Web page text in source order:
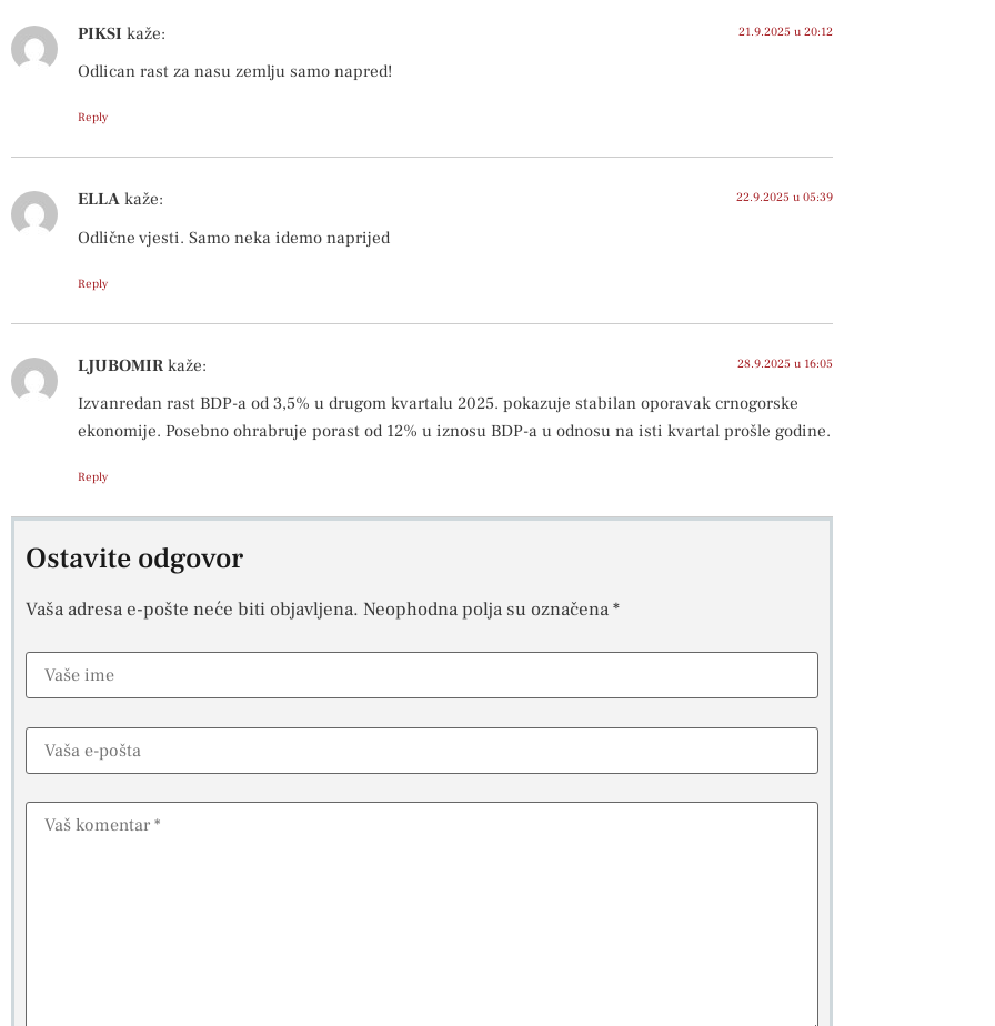
PIKSI kaže: 21.9.2025 u 20:12
Odlican rast za nasu zemlju samo napred!
Reply
ELLA kaže: 22.9.2025 u 05:39
Odlične vjesti. Samo neka idemo naprijed
Reply
LJUBOMIR kaže: 28.9.2025 u 16:05
Izvanredan rast BDP-a od 3,5% u drugom kvartalu 2025. pokazuje stabilan oporavak crnogorske
ekonomije. Posebno ohrabruje porast od 12% u iznosu BDP-a u odnosu na isti kvartal prošle godine.
Reply
Ostavite odgovor
Vaša adresa e-pošte neće biti objavljena. Neophodna polja su označena*